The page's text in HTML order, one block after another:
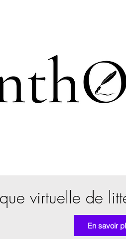
virtuelle de
En savoir